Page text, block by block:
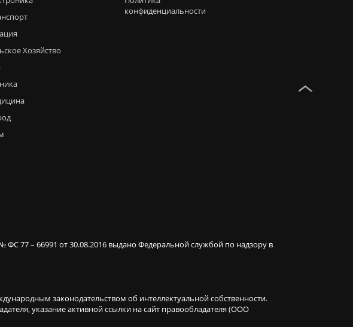
Хозяйство
конфиденциальности
77 – 66991 от 30.08.2016 выдано Федеральной службой по надзору в
законодательством об интеллектуальной собственности.
указание активной ссылки на сайт правообладателя (ООО